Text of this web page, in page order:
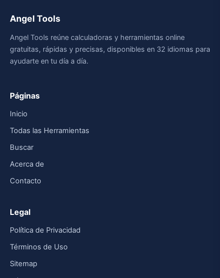
Angel Tools
Angel Tools reúne calculadoras y herramientas online
gratuitas, rápidas y precisas, disponibles en 32 idiomas para
ayudarte en tu día a día.
Páginas
Inicio
Todas las Herramientas
Buscar
Acerca de
Contacto
Legal
Política de Privacidad
Términos de Uso
Sitemap